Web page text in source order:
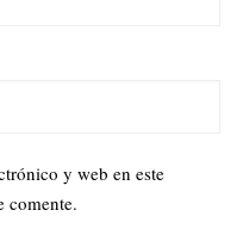
y web en este
comente.